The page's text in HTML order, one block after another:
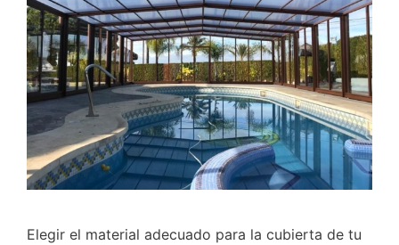
Elegir el material adecuado para la cubierta de tu